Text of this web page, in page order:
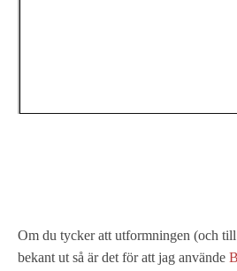
Om du tycker att utformningen (och
bekant ut så är det för att jag använde